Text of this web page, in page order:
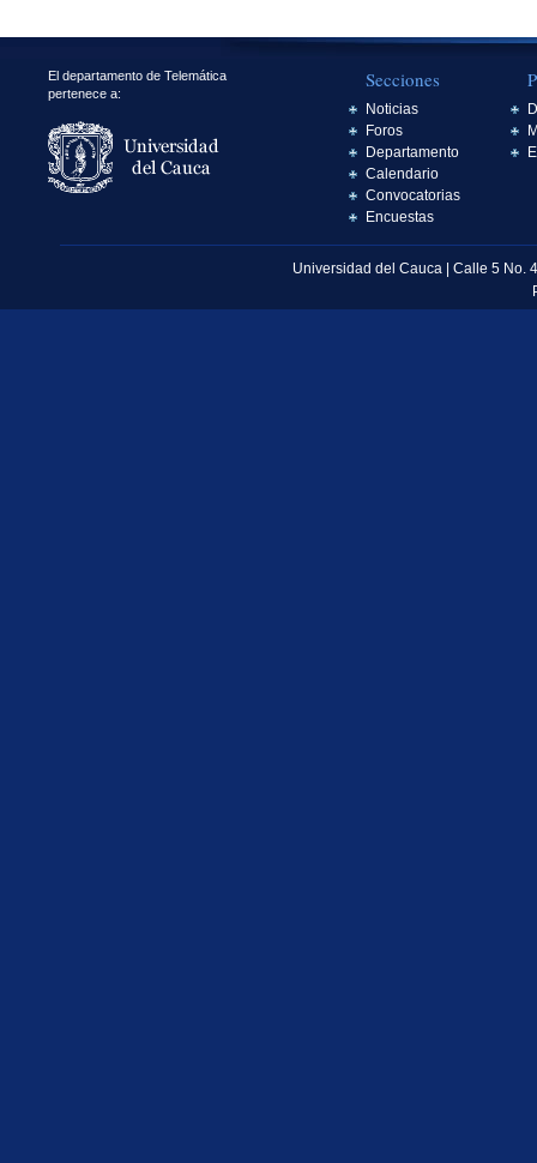
El departamento de Telemática
pertenece a:
Secciones
Noticias
Foros
Departamento
Calendario
Convocatorias
Encuestas
Universidad del Cauca | Calle 5 No.